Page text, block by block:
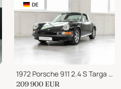
DE
1972 Porsche 911 2.4 S Targa top
209 900 EUR